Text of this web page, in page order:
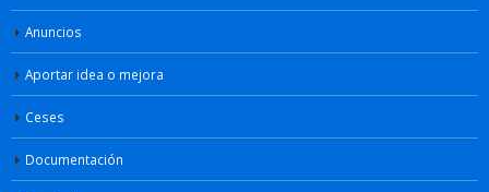
Anuncios
Aportar idea o mejora
Ceses
Documentación